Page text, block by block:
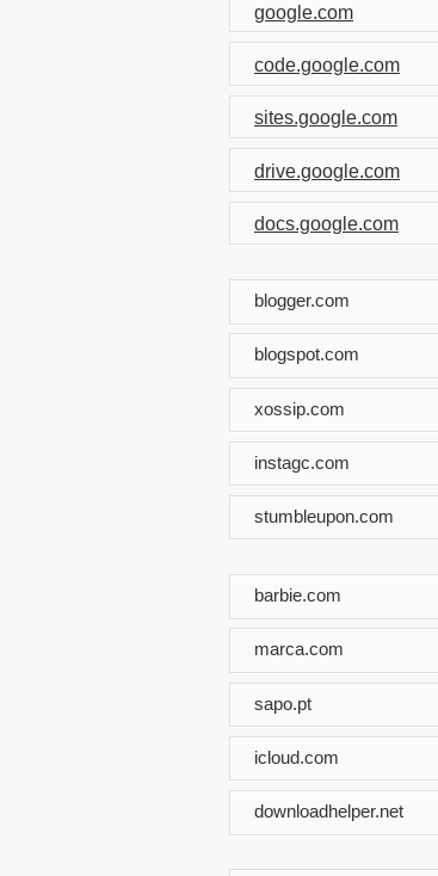
google.com
code.google.com
sites.google.com
drive.google.com
docs.google.com
blogger.com
blogspot.com
xossip.com
instagc.com
stumbleupon.com
barbie.com
marca.com
sapo.pt
icloud.com
downloadhelper.net